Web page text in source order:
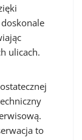
ulicach.
to